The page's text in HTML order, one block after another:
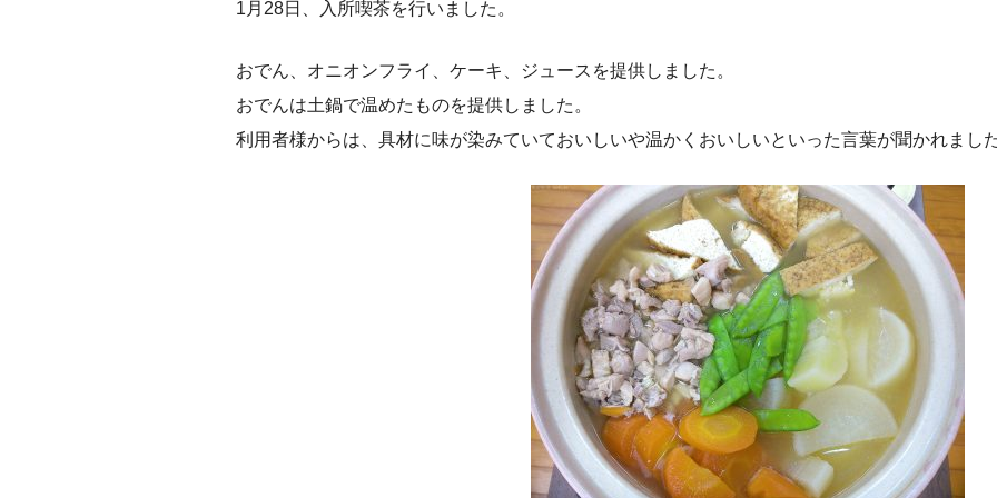
1月28日、入所喫茶を行いました。
おでん、オニオンフライ、ケーキ、ジュースを提供しました。
おでんは土鍋で温めたものを提供しました。
利用者様からは、具材に味が染みていておいしいや温かくおいしいといった言葉が聞かれまし